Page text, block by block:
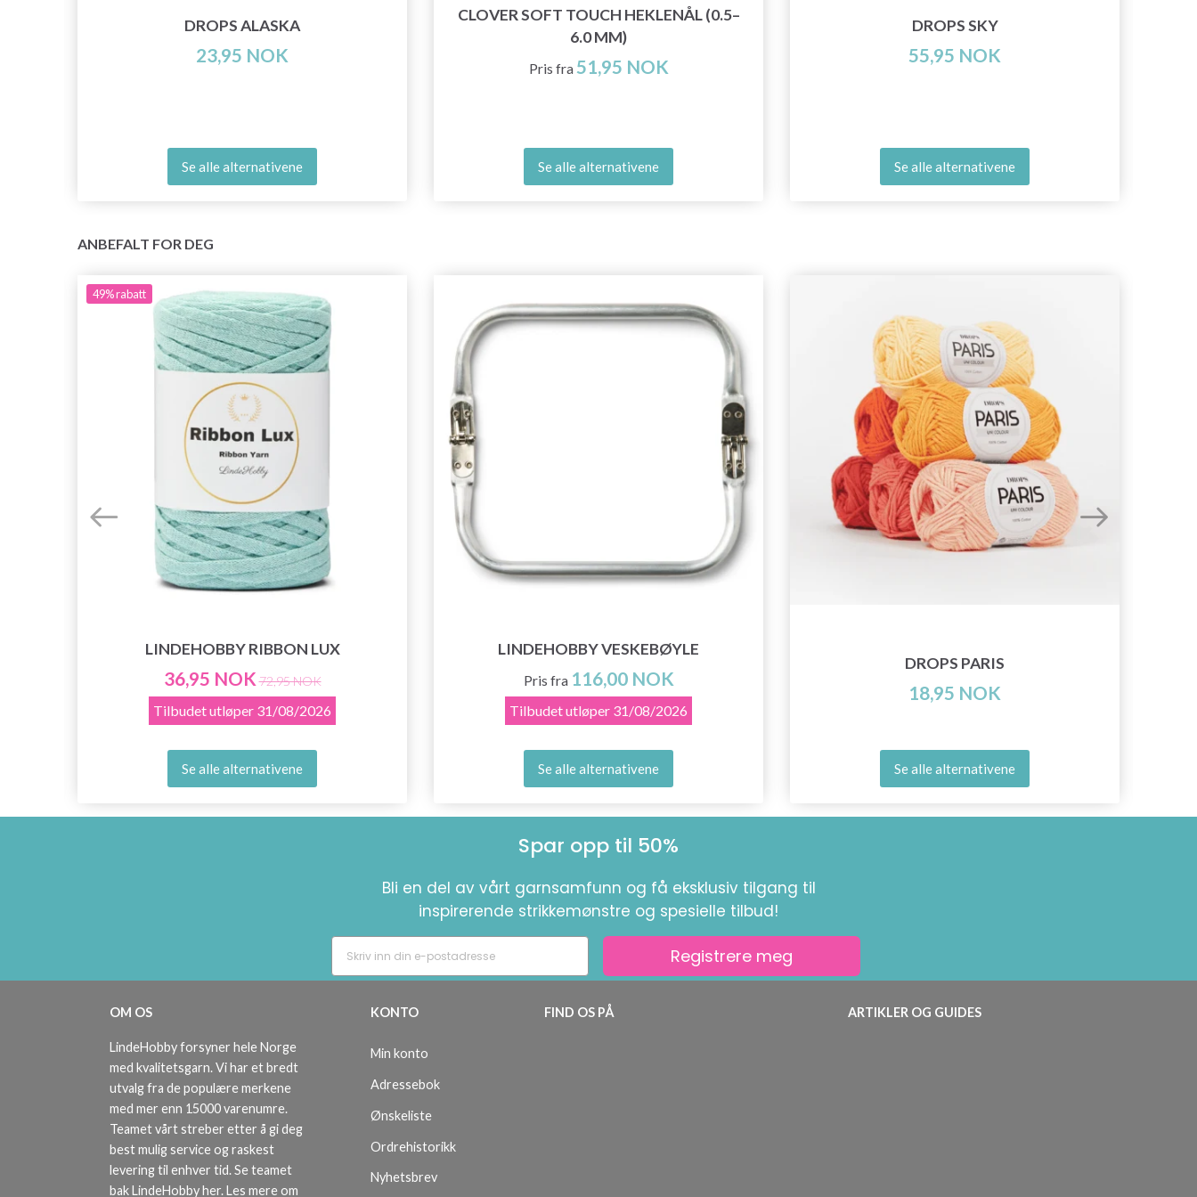
DROPS ALASKA
23,95 NOK
Se alle alternativene
CLOVER SOFT TOUCH HEKLENÅL (0.5–
6.0 MM)
Pris fra 51,95 NOK
Se alle alternativene
DROPS SKY
55,95 NOK
Se alle alternativene
ANBEFALT FOR DEG
49%rabatt
LINDEHOBBY RIBBON LUX
36,95 NOK 72,95 NOK
Tilbudet utløper 31/08/2026
Se alle alternativene
LINDEHOBBY VESKEBØYLE
Pris fra 116,00 NOK
Tilbudet utløper 31/08/2026
Se alle alternativene
DROPS PARIS
18,95 NOK
Se alle alternativene
Spar opp til 50%
Bli en del av vårt garnsamfunn og få eksklusiv tilgang til
inspirerende strikkemønstre og spesielle tilbud!
Registrere meg
OM OS
LindeHobby forsyner hele Norge
med kvalitetsgarn. Vi har et bredt
utvalg fra de populære merkene
med mer enn 15000 varenumre.
Teamet vårt streber etter å gi deg
best mulig service og raskest
levering til enhver tid. Se teamet
bak LindeHobby her.Les mere om
KONTO
Min konto
Adressebok
Ønskeliste
Ordrehistorikk
Nyhetsbrev
FIND OS PÅ ARTIKLER OG GUIDES